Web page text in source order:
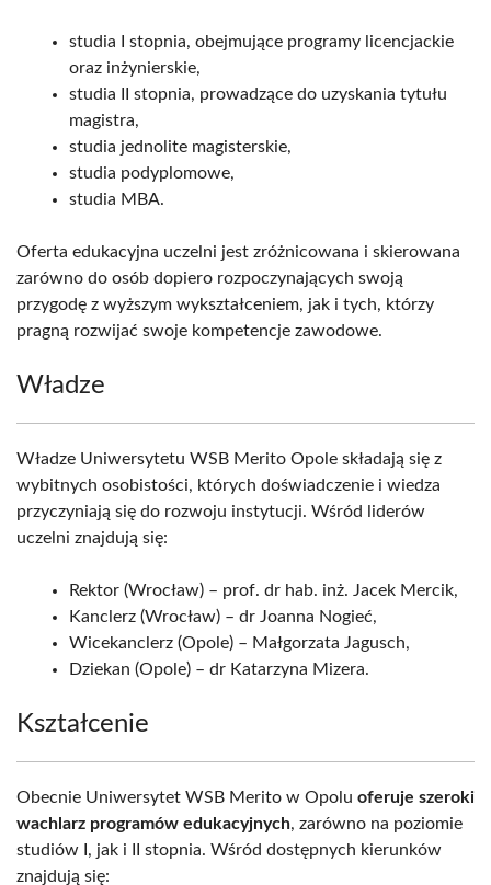
studia I stopnia, obejmujące programy licencjackie
oraz inżynierskie,
studia II stopnia, prowadzące do uzyskania tytułu
magistra,
studia jednolite magisterskie,
studia podyplomowe,
studia MBA.
Oferta edukacyjna uczelni jest zróżnicowana i skierowana
zarówno do osób dopiero rozpoczynających swoją
przygodę z wyższym wykształceniem, jak i tych, którzy
pragną rozwijać swoje kompetencje zawodowe.
Władze
Władze Uniwersytetu WSB Merito Opole składają się z
wybitnych osobistości, których doświadczenie i wiedza
przyczyniają się do rozwoju instytucji. Wśród liderów
uczelni znajdują się:
Rektor (Wrocław) – prof. dr hab. inż. Jacek Mercik,
Kanclerz (Wrocław) – dr Joanna Nogieć,
Wicekanclerz (Opole) – Małgorzata Jagusch,
Dziekan (Opole) – dr Katarzyna Mizera.
Kształcenie
Obecnie Uniwersytet WSB Merito w Opolu oferuje szeroki
wachlarz programów edukacyjnych, zarówno na poziomie
studiów I, jak i II stopnia. Wśród dostępnych kierunków
znajdują się: